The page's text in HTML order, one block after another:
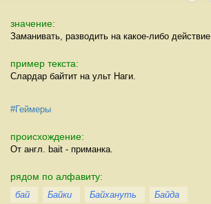
значение:
Заманивать, разводить на какое-либо действие.
пример текста:
Слардар байтит на ульт Наги.
#Геймеры
происхождение:
От англ. bait - приманка.
рядом по алфавиту:
бай Байки Байхануть
Байда